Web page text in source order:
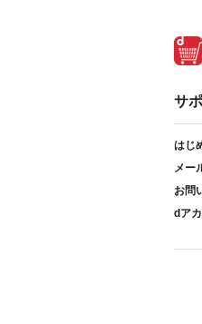
サ
はじ
メー
お問
dア